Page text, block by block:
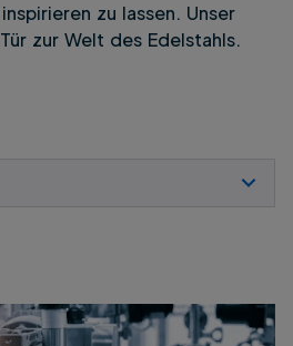
zu lassen. Unser
zur Welt des Edelstahls.